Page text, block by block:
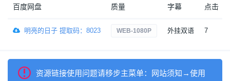
百度网盘 质量 字幕 点击
明亮的日子 提取码：8023 WEB-1080P 外挂双语 7
资源链接使用问题请移步主菜单：网站须知→使用